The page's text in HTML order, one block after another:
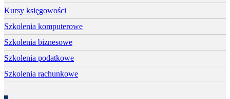
Kursy księgowości
Szkolenia komputerowe
Szkolenia biznesowe
Szkolenia podatkowe
Szkolenia rachunkowe